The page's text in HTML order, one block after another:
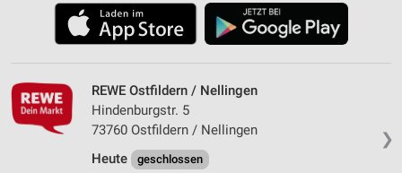
❯
REWE Ostfildern / Nellingen
Hindenburgstr. 5
73760 Ostfildern / Nellingen
Heute
geschlossen